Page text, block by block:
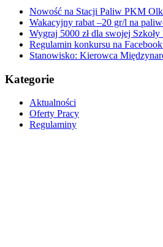
Nowość na Stacji Paliw PKM
Wakacyjny rabat –20 gr/l na
Wygraj 5000 zł dla swojej Szkoły
Regulamin konkursu na
Stanowisko: Kierowca
Kategorie
Aktualności
Oferty Pracy
Regulaminy